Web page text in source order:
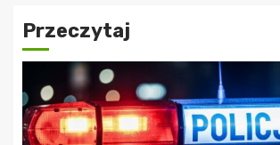
Przeczytaj